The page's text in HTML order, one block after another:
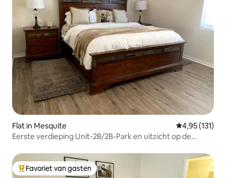
Flat in Mesquite Gemiddelde
4,95 (131)
Eerste verdieping Unit-2B/2B-Park en uitzicht op de
Topfavoriet van gasten
Favoriet van gasten